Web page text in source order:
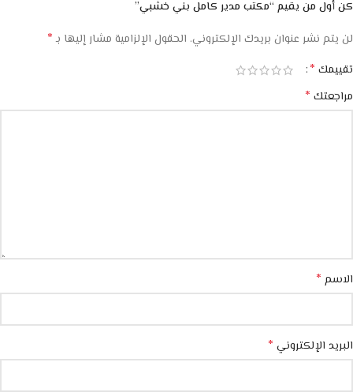
كن أول من يقيم “مكتب مدير كامل بني خشبي”
لن يتم نشر عنوان بريدك الإلكتروني. الحقول الإلزامية مشار إليها بـ*
تقييمك *
مراجعتك *
الاسم *
البريد الإلكتروني *